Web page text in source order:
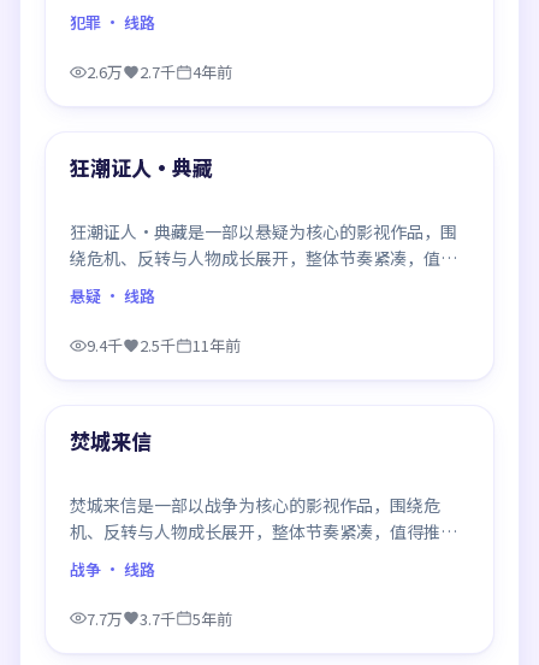
得推荐观看。
犯罪 · 线路
2.6万 2.7千 4年前
最新
狂潮证人·典藏
狂潮证人·典藏是一部以悬疑为核心的影视作品，围
绕危机、反转与人物成长展开，整体节奏紧凑，值得
推荐观看。
悬疑 · 线路
9.4千 2.5千 11年前
最新
焚城来信
焚城来信是一部以战争为核心的影视作品，围绕危
机、反转与人物成长展开，整体节奏紧凑，值得推荐
观看。
战争 · 线路
7.7万 3.7千 5年前